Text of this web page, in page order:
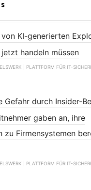
KI-generierten
handeln müssen
| PLATTFORM FÜR IT-
Gefahr durch Insider-
gaben an, ihre
zu Firmensystemen
| PLATTFORM FÜR IT-